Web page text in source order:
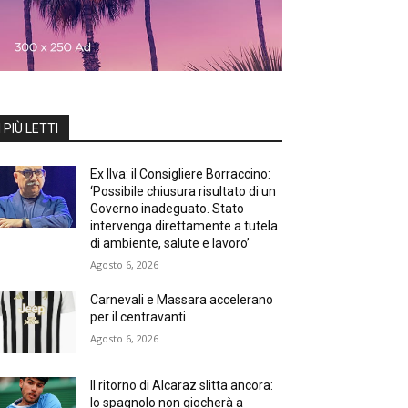
PIÙ LETTI
Ex Ilva: il Consigliere Borraccino:
‘Possibile chiusura risultato di un
Governo inadeguato. Stato
intervenga direttamente a tutela
di ambiente, salute e lavoro’
Agosto 6, 2026
Carnevali e Massara accelerano
per il centravanti
Agosto 6, 2026
Il ritorno di Alcaraz slitta ancora:
lo spagnolo non giocherà a